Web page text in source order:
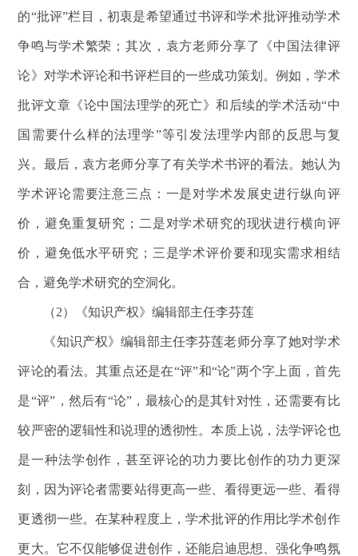
的“批评”栏目，初衷是希望通过书评和学术批评推动学术
争鸣与学术繁荣；其次，袁方老师分享了《中国法律评
论》对学术评论和书评栏目的一些成功策划。例如，学术
批评文章《论中国法理学的死亡》和后续的学术活动“中
国需要什么样的法理学”等引发法理学内部的反思与复
兴。最后，袁方老师分享了有关学术书评的看法。她认为
学术评论需要注意三点：一是对学术发展史进行纵向评
价，避免重复研究；二是对学术研究的现状进行横向评
价，避免低水平研究；三是学术评价要和现实需求相结
合，避免学术研究的空洞化。
（2）《知识产权》编辑部主任李芬莲
《知识产权》编辑部主任李芬莲老师分享了她对学术
评论的看法。其重点还是在“评”和“论”两个字上面，首先
是“评”，然后有“论”，最核心的是其针对性，还需要有比
较严密的逻辑性和说理的透彻性。本质上说，法学评论也
是一种法学创作，甚至评论的功力要比创作的功力更深
刻，因为评论者需要站得更高一些、看得更远一些、看得
更透彻一些。在某种程度上，学术批评的作用比学术创作
更大。它不仅能够促进创作，还能启迪思想、强化争鸣氛